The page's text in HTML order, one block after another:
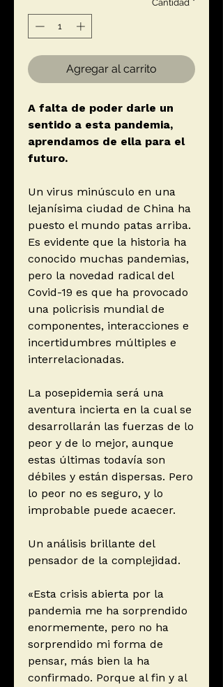
Cantidad *
Agregar al carrito
A falta de poder darle un
sentido a esta pandemia,
aprendamos de ella para el
futuro.
Un virus minúsculo en una
lejanísima ciudad de China ha
puesto el mundo patas arriba.
Es evidente que la historia ha
conocido muchas pandemias,
pero la novedad radical del
Covid-19 es que ha provocado
una policrisis mundial de
componentes, interacciones e
incertidumbres múltiples e
interrelacionadas.
La posepidemia será una
aventura incierta en la cual se
desarrollarán las fuerzas de lo
peor y de lo mejor, aunque
estas últimas todavía son
débiles y están dispersas. Pero
lo peor no es seguro, y lo
improbable puede acaecer.
Un análisis brillante del
pensador de la complejidad.
«Esta crisis abierta por la
pandemia me ha sorprendido
enormemente, pero no ha
sorprendido mi forma de
pensar, más bien la ha
confirmado. Porque al fin y al